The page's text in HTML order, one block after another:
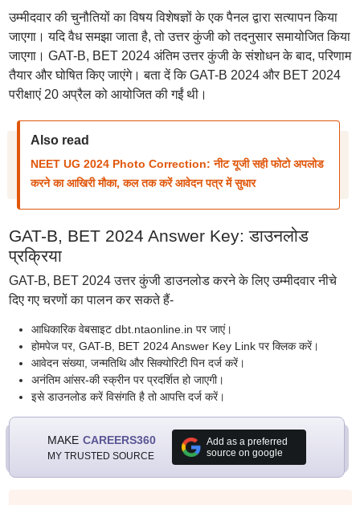
उम्मीदवार की चुनौतियों का विषय विशेषज्ञों के एक पैनल द्वारा सत्यापन किया
जाएगा। यदि वैध समझा जाता है, तो उत्तर कुंजी को तदनुसार समायोजित किया
जाएगा। GAT-B, BET 2024 अंतिम उत्तर कुंजी के संशोधन के बाद, परिणाम
तैयार और घोषित किए जाएंगे। बता दें कि GAT-B 2024 और BET 2024
परीक्षाएं 20 अप्रैल को आयोजित की गईं थी।
Also read
NEET UG 2024 Photo Correction: नीट यूजी सही फोटो अपलोड
करने का आखिरी मौका, कल तक करें आवेदन पत्र में सुधार
GAT-B, BET 2024 Answer Key: डाउनलोड
प्रक्रिया
GAT-B, BET 2024 उत्तर कुंजी डाउनलोड करने के लिए उम्मीदवार नीचे
दिए गए चरणों का पालन कर सकते हैं-
आधिकारिक वेबसाइट dbt.ntaonline.in पर जाएं।
होमपेज पर, GAT-B, BET 2024 Answer Key Link पर क्लिक करें।
आवेदन संख्या, जन्मतिथि और सिक्योरिटी पिन दर्ज करें।
अनंतिम आंसर-की स्क्रीन पर प्रदर्शित हो जाएगी।
इसे डाउनलोड करें विसंगति है तो आपत्ति दर्ज करें।
MAKE CAREERS360
MY TRUSTED SOURCE
Add as a preferred
source on google